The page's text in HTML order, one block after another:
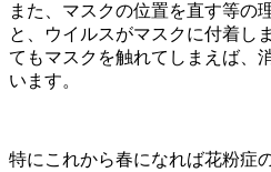
また、マスクの位置を直す等の
と、ウイルスがマスクに付着し
てもマスクを触れてしまえば、
います。
特にこれから春になれば花粉症